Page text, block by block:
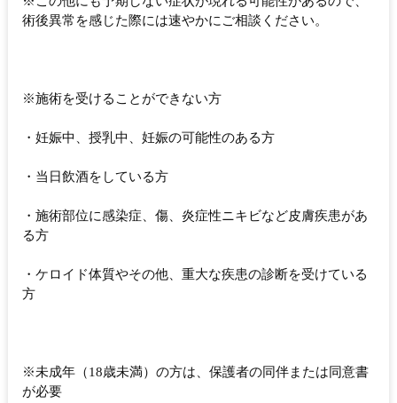
術後異常を感じた際には速やかにご相談ください。
※施術を受けることができない方
・妊娠中、授乳中、妊娠の可能性のある方
・当日飲酒をしている方
・施術部位に感染症、傷、炎症性ニキビなど皮膚疾患があ
る方
・ケロイド体質やその他、重大な疾患の診断を受けている
方
※未成年（18歳未満）の方は、保護者の同伴または同意書
が必要